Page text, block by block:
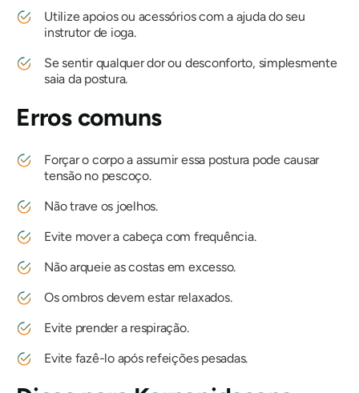
Utilize apoios ou acessórios com a ajuda do seu
instrutor de ioga.
Se sentir qualquer dor ou desconforto, simplesmente
saia da postura.
Erros comuns
Forçar o corpo a assumir essa postura pode causar
tensão no pescoço.
Não trave os joelhos.
Evite mover a cabeça com frequência.
Não arqueie as costas em excesso.
Os ombros devem estar relaxados.
Evite prender a respiração.
Evite fazê-lo após refeições pesadas.